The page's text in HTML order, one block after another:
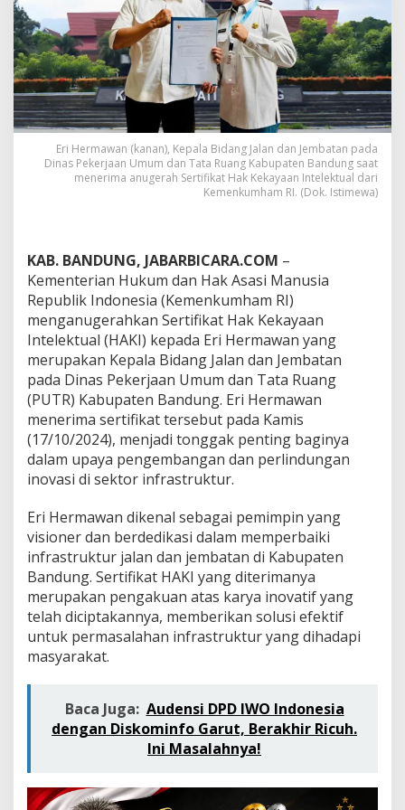
S
i
f
k
a
t
H
k
a
y
a
a
n
I
n
t
e
l
e
k
t
l
,
L
a
g
k
a
r
u
u
n
u
Eri Hermawan (kanan), Kepala Bidang Jalan dan Jembatan pada
Dinas Pekerjaan Umum dan Tata Ruang Kabupaten Bandung saat
menerima anugerah Sertifikat Hak Kekayaan Intelektual dari
Kemenkumham RI. (Dok. Istimewa)
KAB. BANDUNG, JABARBICARA.COM –
Kementerian Hukum dan Hak Asasi Manusia
Republik Indonesia (Kemenkumham RI)
menganugerahkan Sertifikat Hak Kekayaan
Intelektual (HAKI) kepada Eri Hermawan yang
merupakan Kepala Bidang Jalan dan Jembatan
pada Dinas Pekerjaan Umum dan Tata Ruang
(PUTR) Kabupaten Bandung. Eri Hermawan
menerima sertifikat tersebut pada Kamis
(17/10/2024), menjadi tonggak penting baginya
dalam upaya pengembangan dan perlindungan
inovasi di sektor infrastruktur.
Eri Hermawan dikenal sebagai pemimpin yang
visioner dan berdedikasi dalam memperbaiki
infrastruktur jalan dan jembatan di Kabupaten
Bandung. Sertifikat HAKI yang diterimanya
merupakan pengakuan atas karya inovatif yang
telah diciptakannya, memberikan solusi efektif
untuk permasalahan infrastruktur yang dihadapi
masyarakat.
Baca Juga: Audensi DPD IWO Indonesia
dengan Diskominfo Garut, Berakhir Ricuh.
Ini Masalahnya!